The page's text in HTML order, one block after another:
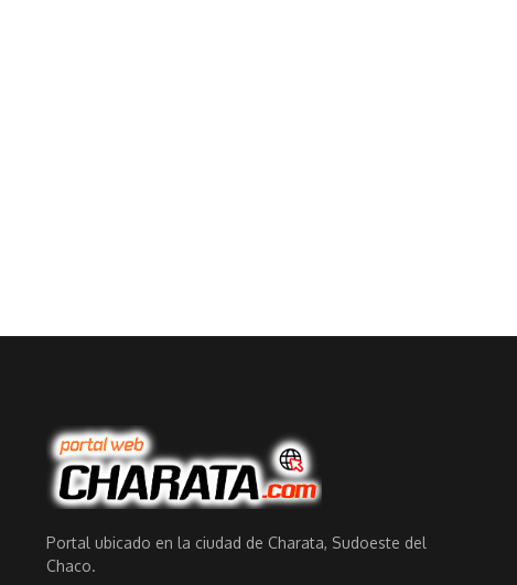
Portal ubicado en la ciudad de Charata, Sudoeste del
Chaco.